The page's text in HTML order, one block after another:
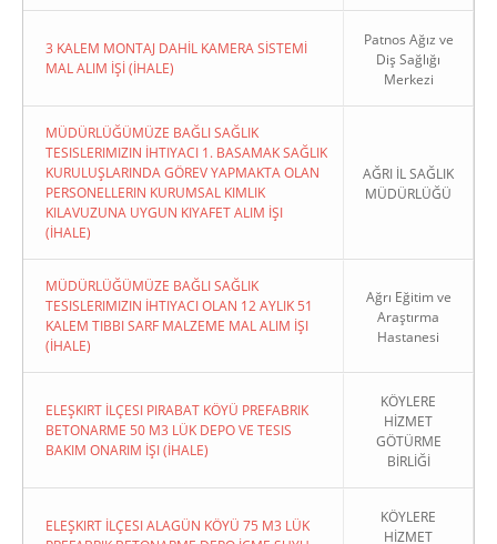
3 KALEM MONTAJ DAHİL KAMERA SİSTEMİ
MAL ALIM İŞİ (İHALE)
Patnos Ağız ve
Diş Sağlığı
Merkezi
MÜDÜRLÜĞÜMÜZE BAĞLI SAĞLIK
TESISLERIMIZIN İHTIYACI 1. BASAMAK SAĞLIK
KURULUŞLARINDA GÖREV YAPMAKTA OLAN
PERSONELLERIN KURUMSAL KIMLIK
KILAVUZUNA UYGUN KIYAFET ALIM İŞI
(İHALE)
AĞRI İL SAĞLIK
MÜDÜRLÜĞÜ
MÜDÜRLÜĞÜMÜZE BAĞLI SAĞLIK
TESISLERIMIZIN İHTIYACI OLAN 12 AYLIK 51
KALEM TIBBI SARF MALZEME MAL ALIM İŞI
(İHALE)
Ağrı Eğitim ve
Araştırma
Hastanesi
ELEŞKIRT İLÇESI PIRABAT KÖYÜ PREFABRIK
BETONARME 50 M3 LÜK DEPO VE TESIS
BAKIM ONARIM İŞI (İHALE)
KÖYLERE
HİZMET
GÖTÜRME
BİRLİĞİ
ELEŞKIRT İLÇESI ALAGÜN KÖYÜ 75 M3 LÜK
KÖYLERE
HİZMET